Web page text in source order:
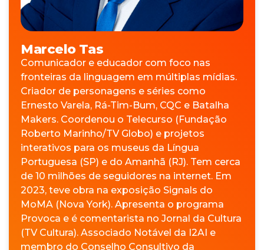
Marcelo Tas
Comunicador e educador com foco nas
fronteiras da linguagem em múltiplas mídias.
Criador de personagens e séries como
Ernesto Varela, Rá-Tim-Bum, CQC e Batalha
Makers. Coordenou o Telecurso (Fundação
Roberto Marinho/TV Globo) e projetos
interativos para os museus da Língua
Portuguesa (SP) e do Amanhã (RJ). Tem cerca
de 10 milhões de seguidores na internet. Em
2023, teve obra na exposição Signals do
MoMA (Nova York). Apresenta o programa
Provoca e é comentarista no Jornal da Cultura
(TV Cultura). Associado Notável da I2AI e
membro do Conselho Consultivo da